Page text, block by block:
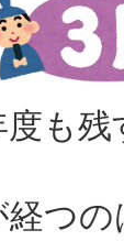
も残
つの